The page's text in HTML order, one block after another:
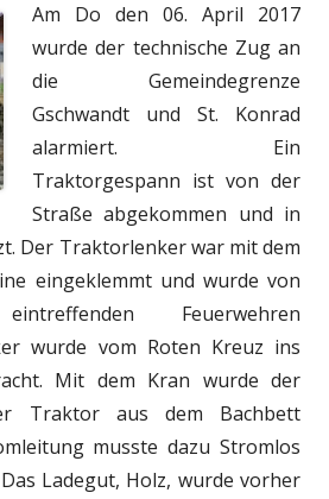
Am Do den 06. April 2017
wurde der technische Zug an
die Gemeindegrenze
Gschwandt und St. Konrad
alarmiert. Ein
Traktorgespann ist von der
Straße abgekommen und in
Der Traktorlenker war mit dem
eingeklemmt und wurde von
Feuerwehren
wurde vom Roten Kreuz ins
Mit dem Kran wurde der
Traktor aus dem Bachbett
musste dazu Stromlos
Ladegut, Holz, wurde vorher